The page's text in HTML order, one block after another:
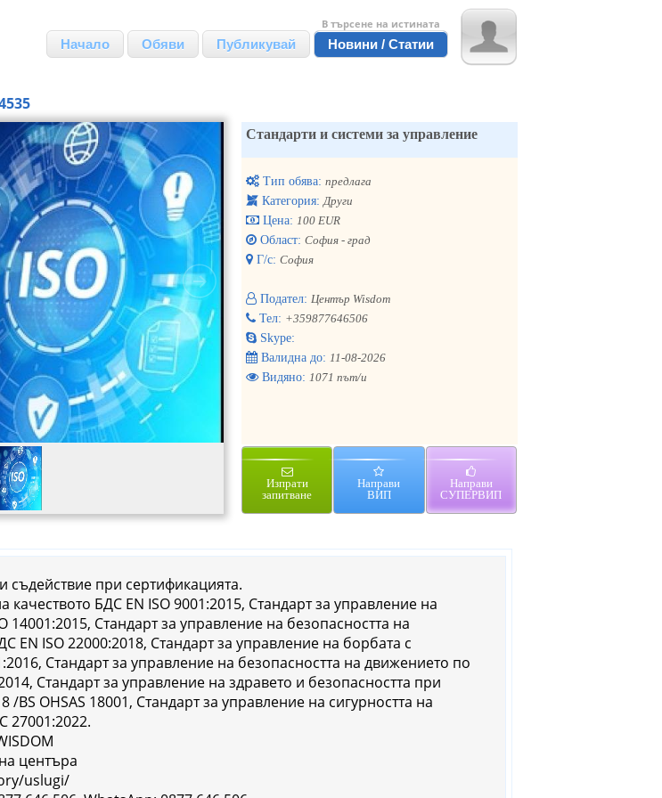
Начало Обяви Публикувай
В търсене на истината
Новини / Статии
Стандарти и системи за управление
Тип обява: предлага
Категория: Други
Цена: 100 EUR
Област: София - град
Г/с: София
Подател: Център Wisdom
Тел: +359877646506
Skype:
Валидна до: 11-08-2026
Видяно: 1071 път/и
Изпрати
запитване
Направи
ВИП
Направи
СУПЕРВИП
съдействие при сертификацията.
качеството БДС EN ISO 9001:2015, Стандарт за управление на
14001:2015, Стандарт за управление на безопасността на
EN ISO 22000:2018, Стандарт за управление на борбата с
Стандарт за управление на безопасността на движението по
Стандарт за управление на здравето и безопасността при
/BS OHSAS 18001, Стандарт за управление на сигурността на
27001:2022.
центъра
uslugi/